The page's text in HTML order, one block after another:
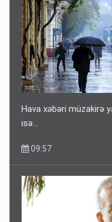
Hava xəbəri müzakirə
isə…
09:57